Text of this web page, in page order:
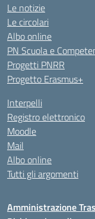
Le notizie
Le circolari
Albo online
PN Scuola e
Progetti PNRR
Progetto Erasmus+
Interpelli
Registro elettronico
Moodle
Mail
Albo online
Tutti gli argomenti
Amministrazione